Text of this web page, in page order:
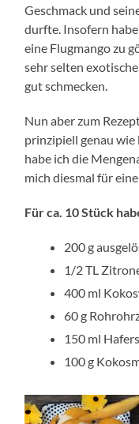
Geschmack und
durfte. Insofern
eine Flugmango zu
sehr selten
gut schmecken.
Nun aber zum
prinzipiell genau wie
habe ich die
mich diesmal für
Für ca. 10 Stück
200 g
1/2 TL
400 ml
60 g
150 ml
100 g